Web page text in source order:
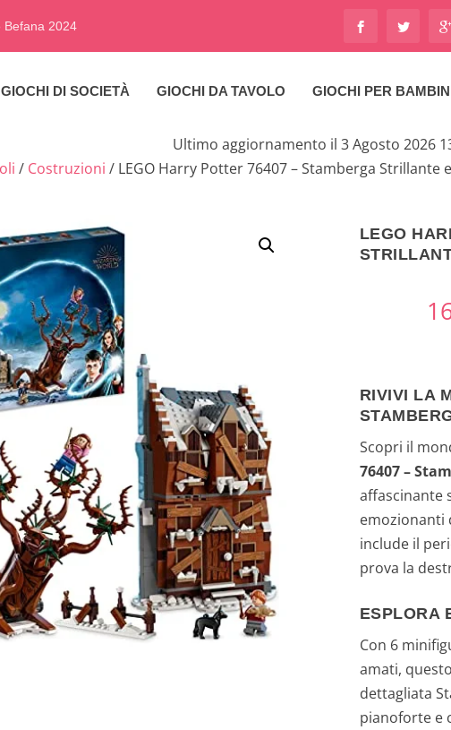
Befana 2024
GIOCHI DI SOCIETÀ GIOCHI DA TAVOLO GIOCHI PER
Ultimo aggiornamento il 3 Agosto 2026
/ Costruzioni / LEGO Harry Potter 76407 – Stamberga Strillante
LEGO
RIVIVI LA
Scopri il
76407 –
affascinante
emozionanti
include il
prova la
ESPLORA
Con 6
amati,
dettagliata
pianoforte e